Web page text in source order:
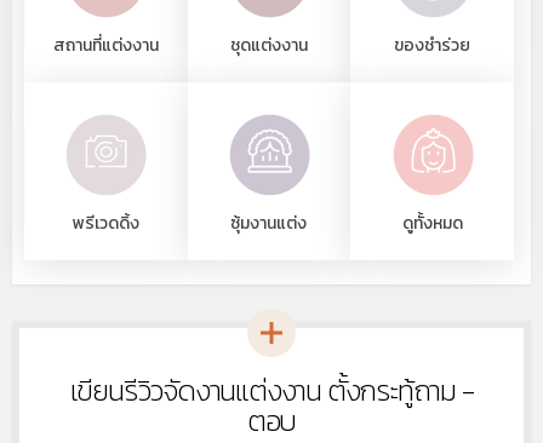
สถานที่แต่งงาน ชุดแต่งงาน ของชำร่วย
พรีเวดดิ้ง ซุ้มงานแต่ง ดูทั้งหมด
หัวข้อ
ใหม่เขียนรีวิวจัดงานแต่งงาน ตั้งกระทู้ถาม -
ตอบ